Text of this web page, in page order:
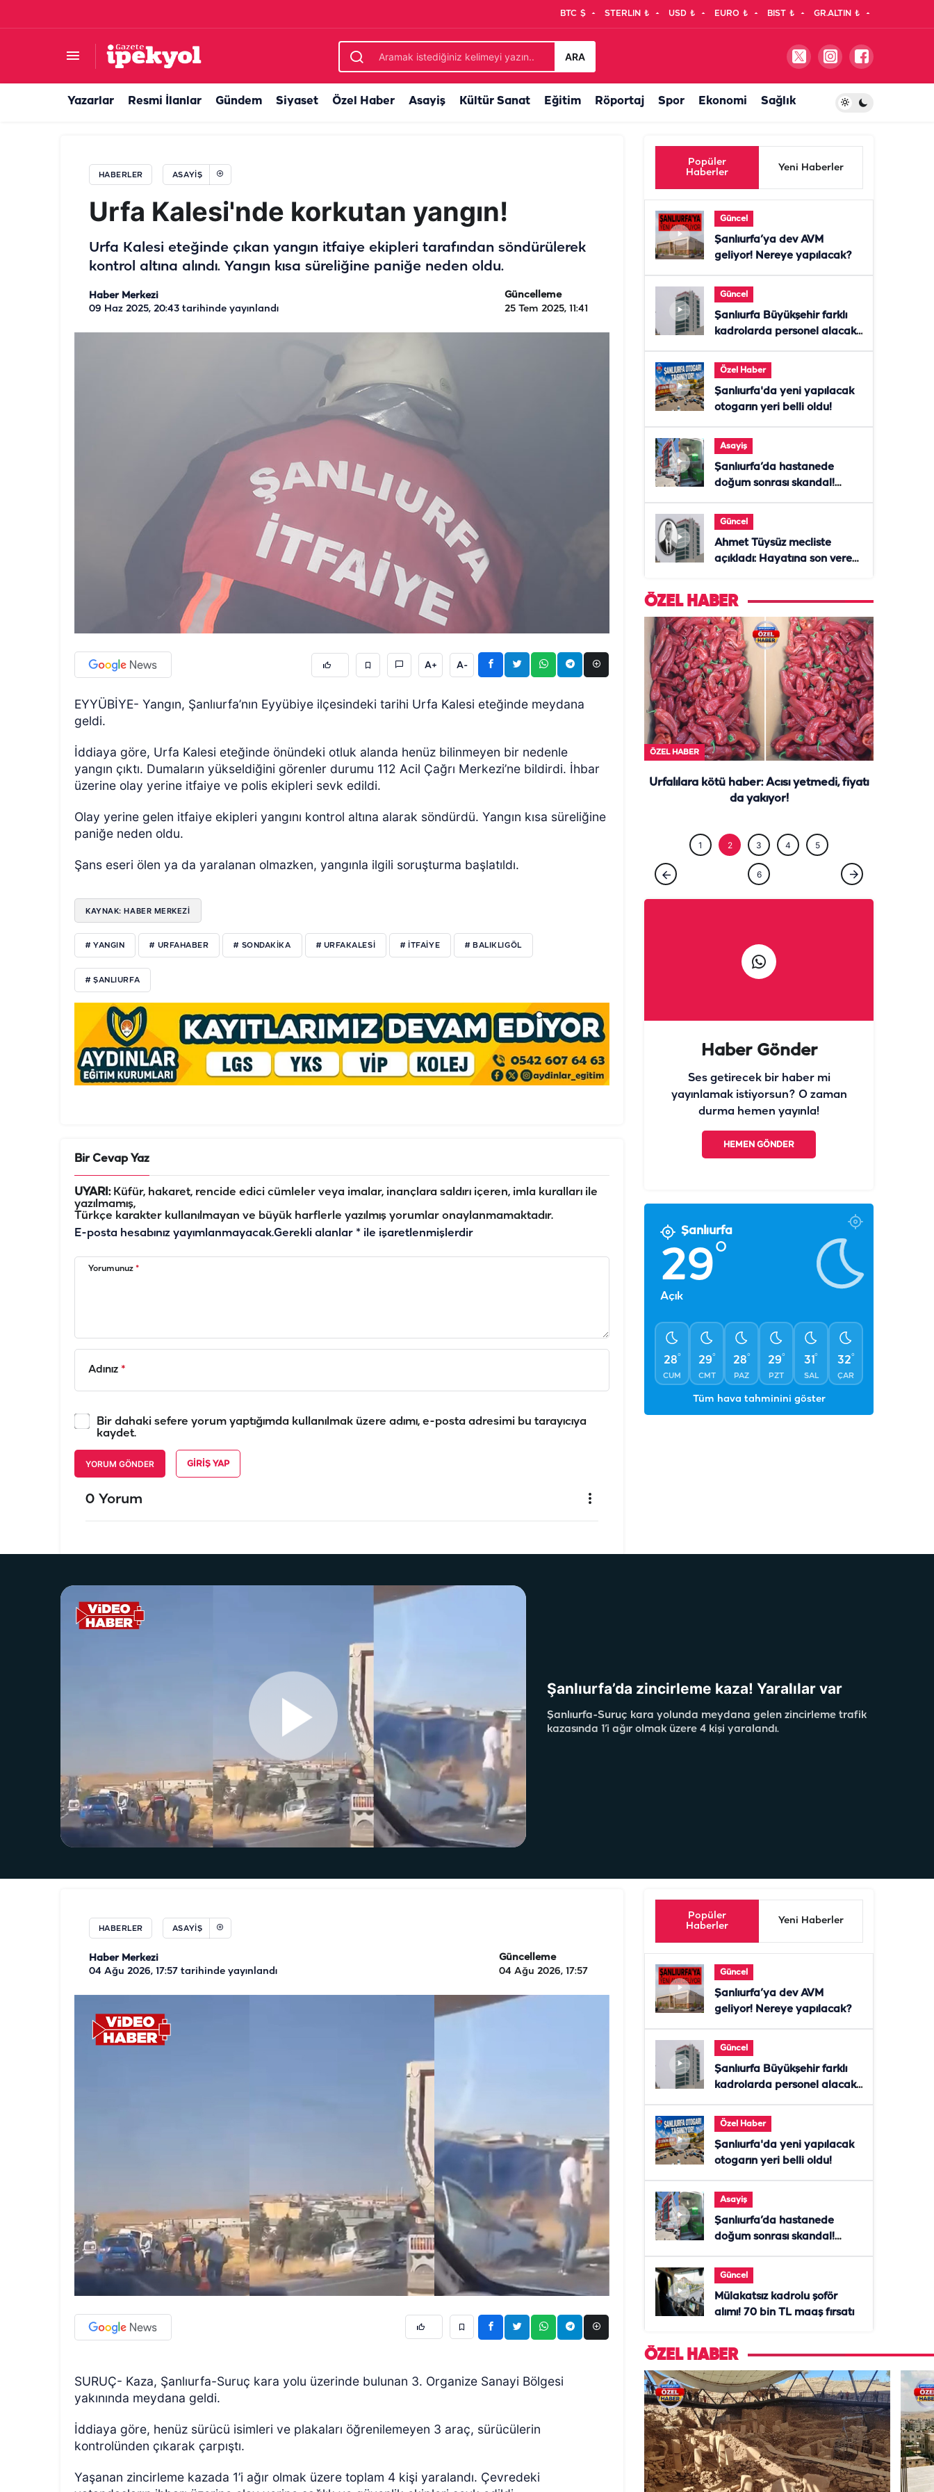
BTC $ STERLIN ₺ USD ₺ EURO ₺ BIST ₺ GR.ALTIN ₺
ARA
Yazarlar Resmi İlanlar Gündem Siyaset Özel Haber Asayiş Kültür Sanat Eğitim Röportaj Spor Ekonomi Sağlık
HABERLER ASAYIŞ
Urfa Kalesi'nde korkutan yangın!
Urfa Kalesi eteğinde çıkan yangın itfaiye ekipleri tarafından söndürülerek
kontrol altına alındı. Yangın kısa süreliğine paniğe neden oldu.
Haber Merkezi
09 Haz 2025, 20:43 tarihinde yayınlandı
Güncelleme
25 Tem 2025, 11:41
A+ A-
EYYÜBİYE- Yangın, Şanlıurfa’nın Eyyübiye ilçesindeki tarihi Urfa Kalesi eteğinde meydana
geldi.
İddiaya göre, Urfa Kalesi eteğinde önündeki otluk alanda henüz bilinmeyen bir nedenle
yangın çıktı. Dumaların yükseldiğini görenler durumu 112 Acil Çağrı Merkezi’ne bildirdi. İhbar
üzerine olay yerine itfaiye ve polis ekipleri sevk edildi.
Olay yerine gelen itfaiye ekipleri yangını kontrol altına alarak söndürdü. Yangın kısa süreliğine
paniğe neden oldu.
Şans eseri ölen ya da yaralanan olmazken, yangınla ilgili soruşturma başlatıldı.
KAYNAK: HABER MERKEZI
# YANGIN # URFAHABER # SONDAKİKA # URFAKALESİ # İTFAİYE # BALIKLIGÖL
# ŞANLIURFA
Bir Cevap Yaz
UYARI:Küfür, hakaret, rencide edici cümleler veya imalar, inançlara saldırı içeren, imla kuralları ile
yazılmamış,
Türkçe karakter kullanılmayan ve büyük harflerle yazılmış yorumlar onaylanmamaktadır.
E-posta hesabınız yayımlanmayacak.Gerekli alanlar * ile işaretlenmişlerdir
Yorumunuz *
Adınız *
Bir dahaki sefere yorum yaptığımda kullanılmak üzere adımı, e-posta adresimi bu tarayıcıya
kaydet.
YORUM GÖNDER GIRIŞ YAP
0 Yorum
Popüler
Haberler
Yeni Haberler
Güncel
Şanlıurfa’ya dev AVM
geliyor! Nereye yapılacak?
Güncel
Şanlıurfa Büyükşehir farklı
kadrolarda personel alacak!
Özel Haber
Şanlıurfa'da yeni yapılacak
otogarın yeri belli oldu!
Asayiş
Şanlıurfa’da hastanede
doğum sonrası skandal!
Güncel
Ahmet Tüysüz mecliste
açıkladı: Hayatına son veren
ÖZEL HABER
ÖZEL HABER ÖZEL HABER
Urfalılara kötü haber: Acısı yetmedi, fiyatı
da yakıyor!
1 2 3 4 5
6
Haber Gönder
Ses getirecek bir haber mi
yayınlamak istiyorsun? O zaman
durma hemen yayınla!
HEMEN GÖNDER
Şanlıurfa
29°
Açık
28°
CUM
29°
CMT
28°
PAZ
29°
PZT
31°
SAL
32°
ÇAR
Tüm hava tahminini göster
Şanlıurfa’da zincirleme kaza! Yaralılar var
Şanlıurfa-Suruç kara yolunda meydana gelen zincirleme trafik
kazasında 1’i ağır olmak üzere 4 kişi yaralandı.
HABERLER ASAYIŞ
Haber Merkezi
04 Ağu 2026, 17:57 tarihinde yayınlandı
Güncelleme
04 Ağu 2026, 17:57
SURUÇ- Kaza, Şanlıurfa-Suruç kara yolu üzerinde bulunan 3. Organize Sanayi Bölgesi
yakınında meydana geldi.
İddiaya göre, henüz sürücü isimleri ve plakaları öğrenilemeyen 3 araç, sürücülerin
kontrolünden çıkarak çarpıştı.
Yaşanan zincirleme kazada 1’i ağır olmak üzere toplam 4 kişi yaralandı. Çevredeki
Popüler
Haberler
Yeni Haberler
Güncel
Şanlıurfa’ya dev AVM
geliyor! Nereye yapılacak?
Güncel
Şanlıurfa Büyükşehir farklı
kadrolarda personel alacak!
Özel Haber
Şanlıurfa'da yeni yapılacak
otogarın yeri belli oldu!
Asayiş
Şanlıurfa’da hastanede
doğum sonrası skandal!
Güncel
Mülakatsız kadrolu şoför
alımı! 70 bin TL maaş fırsatı
ÖZEL HABER